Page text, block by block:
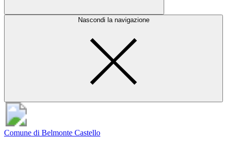
Nascondi la navigazione
Comune di Belmonte Castello